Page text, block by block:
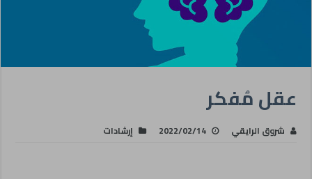
عقل مُفكر
شروق الرايقي 2022/02/14 إرشادات